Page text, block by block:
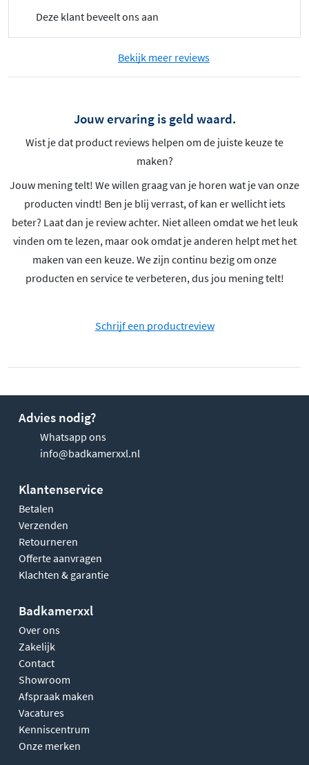
Deze klant beveelt ons aan
Bekijk meer reviews
Jouw ervaring is geld waard.
Wist je dat product reviews helpen om de juiste keuze te
maken?
Jouw mening telt! We willen graag van je horen wat je van onze
producten vindt! Ben je blij verrast, of kan er wellicht iets
beter? Laat dan je review achter. Niet alleen omdat we het leuk
vinden om te lezen, maar ook omdat je anderen helpt met het
maken van een keuze. We zijn continu bezig om onze
producten en service te verbeteren, dus jou mening telt!
Schrijf een productreview
Advies nodig?
Whatsapp ons
info@badkamerxxl.nl
Klantenservice
Betalen
Verzenden
Retourneren
Offerte aanvragen
Klachten & garantie
Badkamerxxl
Over ons
Zakelijk
Contact
Showroom
Afspraak maken
Vacatures
Kenniscentrum
Onze merken